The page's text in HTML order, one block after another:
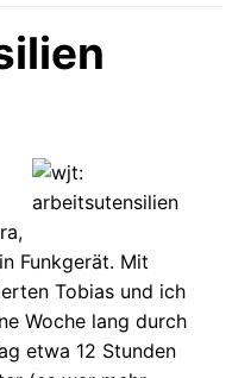
Funkgerät. Mit
Tobias und ich
Woche lang durch
etwa 12 Stunden